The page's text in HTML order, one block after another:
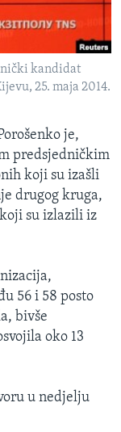
kandidat
25. maja 2014.
je,
predsjedničkim
koji su izašli
drugog kruga,
su izlazili iz
56 i 58 posto
bivše
oko 13
u nedjelju